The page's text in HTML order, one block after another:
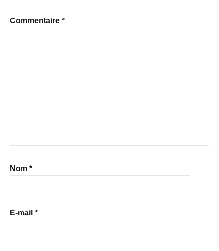
Commentaire *
Nom *
E-mail *